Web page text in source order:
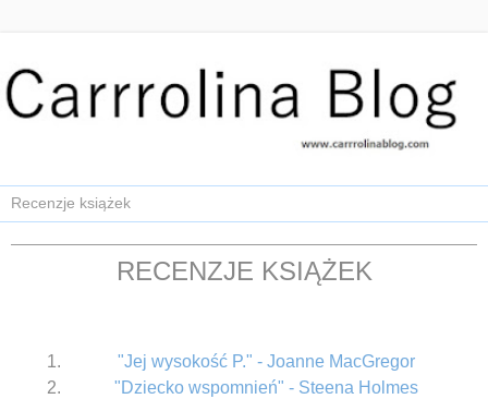
RECENZJE KSIĄŻEK
"Jej wysokość P." - Joanne MacGregor
"Dziecko wspomnień" - Steena Holmes